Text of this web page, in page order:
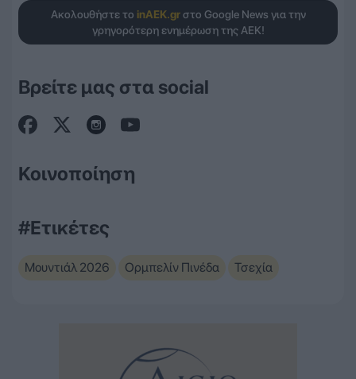
Ακολουθήστε το inAEK.grστο Google News για την
γρηγορότερη ενημέρωση της ΑΕΚ!
Βρείτε μας στα social
Κοινοποίηση
#Ετικέτες
Μουντιάλ 2026 Ορμπελίν Πινέδα Τσεχία